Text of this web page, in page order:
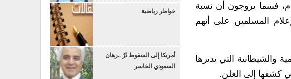
فبينما يروجون أن نسبة
يصور الإعلام المسلمين على أنهم
والشيطانية التي يديرها
كشفها إلى العلن.
خواطر رياضية
أمريكا إلى السقوط دُرْ ..رهان
السعودي الخاسر